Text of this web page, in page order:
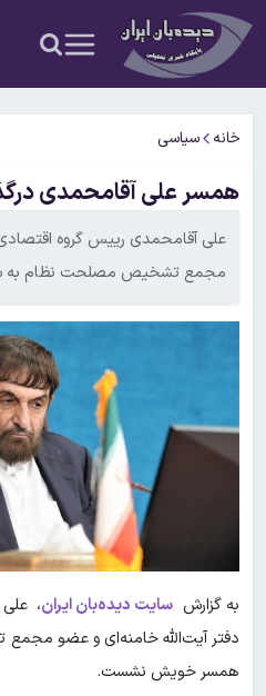
خانه سیاسی
همسر علی آقامحمدی
علی آقامحمدی رییس گروه
مجمع تشخیص مصلحت نظام
به گزارش سایت دیده‌بان ایران،
دفتر آیت‌الله خامنه‌ای و عضو
همسر خویش نشست.